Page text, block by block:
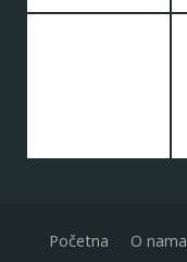
Početna O nama